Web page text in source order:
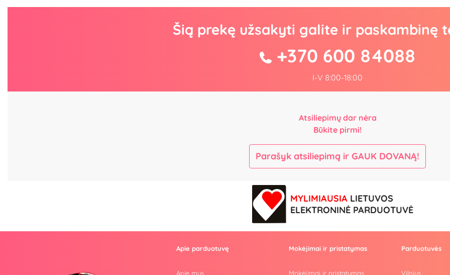
Šią prekę užsakyti galite ir paskambinę
+370 600 84088
I-V 8:00-18:00
Atsiliepimų dar nėra
Būkite pirmi!
Parašyk atsiliepimą ir GAUK DOVANĄ!
MYLIMIAUSIA LIETUVOS
ELEKTRONINĖ PARDUOTUVĖ
Apie parduotuvę
Apie mus
Mokėjimai ir pristatymas
Mokėjimai ir pristatymas
Parduotuvės
Vilnius